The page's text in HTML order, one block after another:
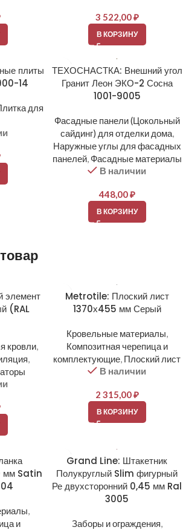
3 522,00₽
В КОРЗИНУ
плиты
14
для
ТЕХОСНАСТКА: Внешний угол
Гранит Леон ЭКО-2 Сосна
1001-9005
Фасадные панели (Цокольный
сайдинг) для отделки дома,
Наружные углы для фасадных
панелей, Фасадные материалы
В наличии
448,00₽
В КОРЗИНУ
элемент
(RAL
кровли,
,
Metrotile: Плоский лист
1370х455 мм Серый
Кровельные материалы,
Композитная черепица и
комплектующие, Плоский лист
В наличии
2 315,00₽
В КОРЗИНУ
мм Satin
,
и
Grand Line: Штакетник
Полукруглый Slim фигурный
Ре двухсторонний 0,45 мм Ral
3005
Заборы и ограждения,